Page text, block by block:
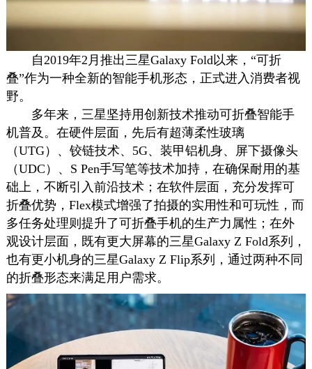
自2019年2月推出三星Galaxy Fold以来，“可折
叠”作为一种全新的智能手机形态，正式进入消费者视
野。
多年来，三星坚持用创新技术推动可折叠智能手
机普及。在硬件层面，先后有超薄柔性玻璃
（UTG）、铰链技术、5G、装甲铝机身、屏下摄像头
（UDC）、S Pen手写笔等技术加持，在确保耐用的基
础上，不断引入前沿技术；在软件层面，充分发挥可
折叠优势，Flex模式增强了拍摄的实用性和可玩性，而
多任务处理则提升了可折叠手机的生产力属性；在外
观设计层面，既有更大屏幕的三星Galaxy Z Fold系列，
也有更小机身的三星Galaxy Z Flip系列，通过两种不同
的折叠形态来满足用户需求。